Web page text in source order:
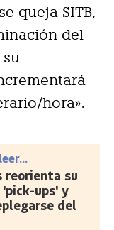
queja SITB,
del
su
hora».
reorienta su
ups' y
del